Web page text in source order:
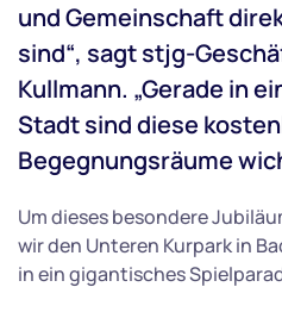
und Gemeinschaft
sind“, sagt stjg-
Kullmann. „Gerade in
Stadt sind diese
Begegnungsräume
Um dieses besondere
wir den Unteren Kurpark in
in ein gigantisches